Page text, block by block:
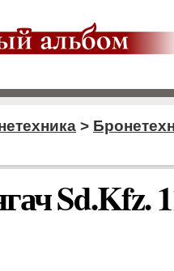
>
Sd.Kfz.